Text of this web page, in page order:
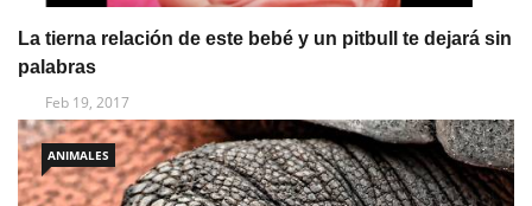
La tierna relación de este bebé y un pitbull te dejará sin
palabras
Feb 19, 2017
ANIMALES